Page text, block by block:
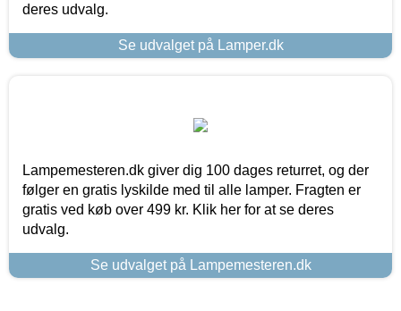
deres udvalg.
Se udvalget på Lamper.dk
Lampemesteren.dk giver dig 100 dages returret, og der
følger en gratis lyskilde med til alle lamper. Fragten er
gratis ved køb over 499 kr. Klik her for at se deres
udvalg.
Se udvalget på Lampemesteren.dk